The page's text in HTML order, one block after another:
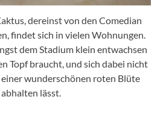
dereinst von den Comedian
findet sich in vielen Wohnungen.
dem Stadium klein entwachsen
Topf braucht, und sich dabei nicht
wunderschönen roten Blüte
abhalten lässt.